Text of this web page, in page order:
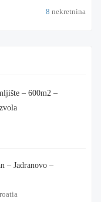
8 nekretnina
– 600m2 –
– Jadranovo –